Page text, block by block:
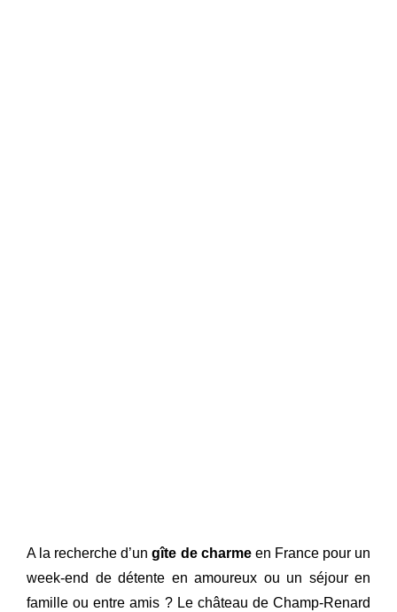
A la recherche d’ungîte de charmeen France pour un
week-end de détente en amoureux ou un séjour en
famille ou entre amis ? Le château de Champ-Renard